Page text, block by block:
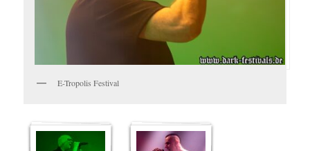
E-Tropolis Festival